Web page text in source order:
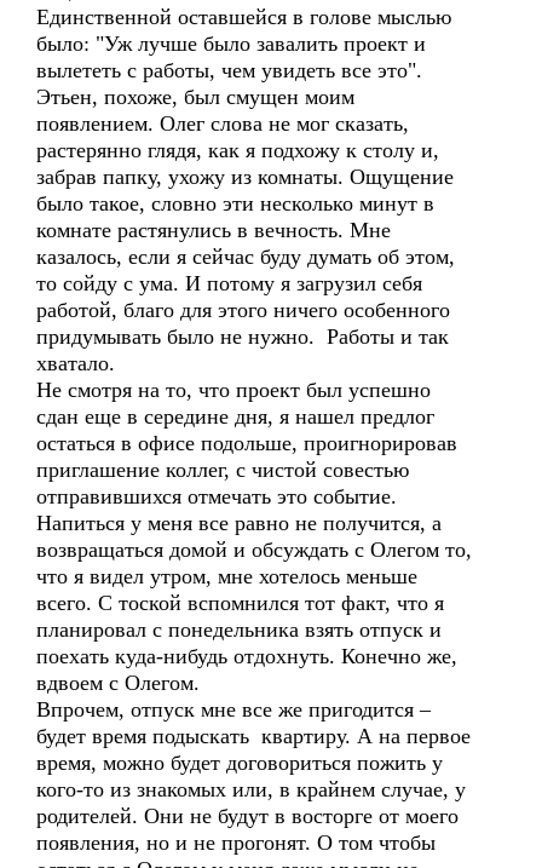
Единственной оставшейся в голове мыслью
было: "Уж лучше было завалить проект и
вылететь с работы, чем увидеть все это".
Этьен, похоже, был смущен моим
появлением. Олег слова не мог сказать,
растерянно глядя, как я подхожу к столу и,
забрав папку, ухожу из комнаты. Ощущение
было такое, словно эти несколько минут в
комнате растянулись в вечность. Мне
казалось, если я сейчас буду думать об этом,
то сойду с ума. И потому я загрузил себя
работой, благо для этого ничего особенного
придумывать было не нужно. Работы и так
хватало.
Не смотря на то, что проект был успешно
сдан еще в середине дня, я нашел предлог
остаться в офисе подольше, проигнорировав
приглашение коллег, с чистой совестью
отправившихся отмечать это событие.
Напиться у меня все равно не получится, а
возвращаться домой и обсуждать с Олегом то,
что я видел утром, мне хотелось меньше
всего. С тоской вспомнился тот факт, что я
планировал с понедельника взять отпуск и
поехать куда-нибудь отдохнуть. Конечно же,
вдвоем с Олегом.
Впрочем, отпуск мне все же пригодится –
будет время подыскать квартиру. А на первое
время, можно будет договориться пожить у
кого-то из знакомых или, в крайнем случае, у
родителей. Они не будут в восторге от моего
появления, но и не прогонят. О том чтобы